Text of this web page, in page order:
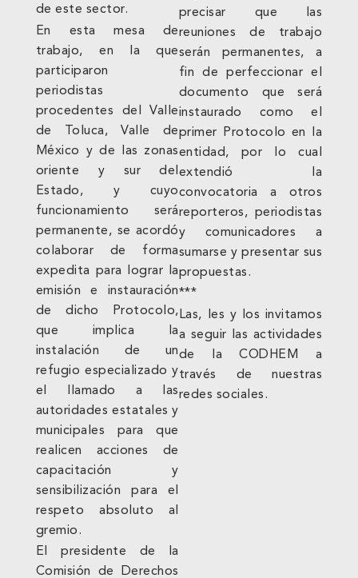
de este sector.
En esta mesa de
trabajo, en la que
participaron
periodistas
procedentes del Valle
de Toluca, Valle de
México y de las zonas
oriente y sur del
Estado, y cuyo
funcionamiento será
permanente, se acordó
colaborar de forma
expedita para lograr la
emisión e instauración
de dicho Protocolo,
que implica la
instalación de un
refugio especializado y
el llamado a las
autoridades estatales y
municipales para que
realicen acciones de
capacitación y
sensibilización para el
respeto absoluto al
gremio.
El presidente de la
Comisión de Derechos
precisar que las
reuniones de trabajo
serán permanentes, a
fin de perfeccionar el
documento que será
instaurado como el
primer Protocolo en la
entidad, por lo cual
extendió la
convocatoria a otros
reporteros, periodistas
y comunicadores a
sumarse y presentar sus
propuestas.
***
Las, les y los invitamos
a seguir las actividades
de la CODHEM a
través de nuestras
redes sociales.